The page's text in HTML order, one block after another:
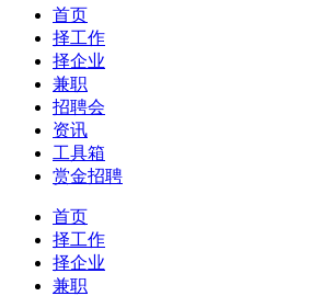
首页
择工作
择企业
兼职
招聘会
资讯
工具箱
赏金招聘
首页
择工作
择企业
兼职